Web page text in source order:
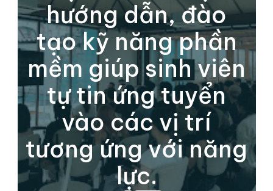
hướng dẫn, đào
tạo kỹ năng phần
mềm giúp sinh viên
tự tin ứng tuyển
vào các vị trí
tương ứng với năng
lực.